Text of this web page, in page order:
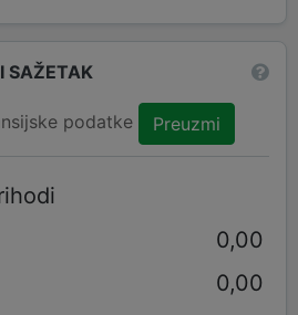
SAŽETAK
podatke Preuzmi
0,00
0,00